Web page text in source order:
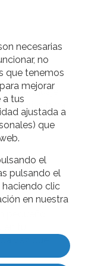
de la
un lenguaje
para
en base a
para
pequeño
vez que
necesarias
no
que tenemos
mejorar
a tus
ajustada a
que
el
pulsando el
clic
en nuestra